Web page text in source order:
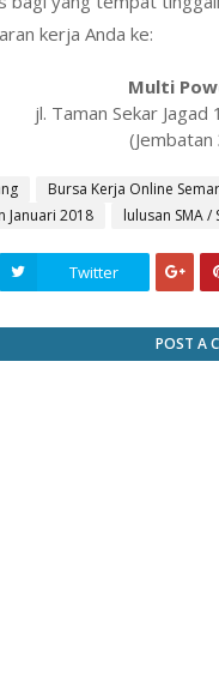
kerja Anda ke:
Multi
jl. Taman Sekar
(Jembatan
Bursa Kerja Online
Januari 2018
lulusan SMA /
Twitter
POST A